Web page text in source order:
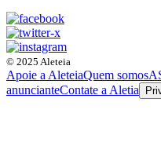
© 2025 Aleteia
Apoie a AleteiaQuem somos
anuncianteContate a Aletia